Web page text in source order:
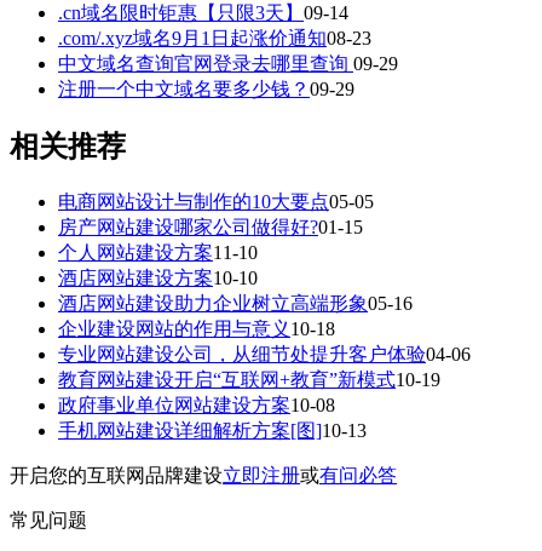
.cn域名限时钜惠【只限3天】 09-14
.com/.xyz域名9月1日起涨价通知08-23
中文域名查询官网登录去哪里查询 09-29
注册一个中文域名要多少钱？ 09-29
相关推荐
电商网站设计与制作的10大要点05-05
房产网站建设哪家公司做得好?01-15
个人网站建设方案11-10
酒店网站建设方案10-10
酒店网站建设助力企业树立高端形象05-16
企业建设网站的作用与意义 10-18
专业网站建设公司，从细节处提升客户体验04-06
教育网站建设开启“互联网+教育”新模式10-19
政府事业单位网站建设方案10-08
手机网站建设详细解析方案[图]10-13
开启您的互联网品牌建设立即注册或有问必答
常见问题